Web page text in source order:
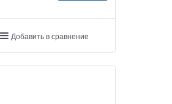
Добавить в сравнение